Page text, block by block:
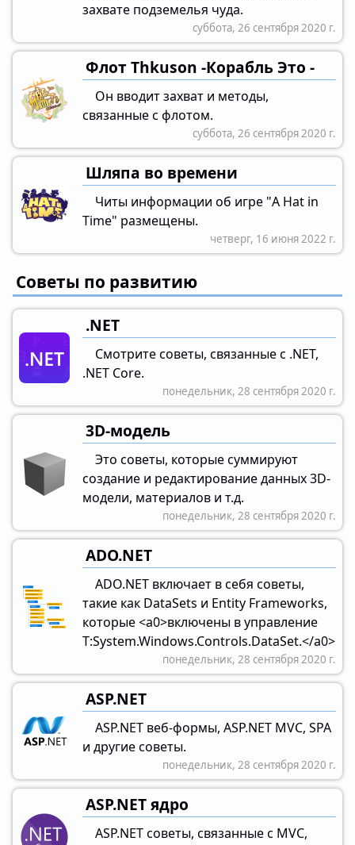
захвате подземелья чуда.
суббота, 26 сентября 2020 г.
Флот Thkuson -Корабль Это -
Он вводит захват и методы,
связанные с флотом.
суббота, 26 сентября 2020 г.
Шляпа во времени
Читы информации об игре "A Hat in
Time" размещены.
четверг, 16 июня 2022 г.
Советы по развитию
.NET
Смотрите советы, связанные с .NET,
.NET Core.
понедельник, 28 сентября 2020 г.
3D-модель
Это советы, которые суммируют
создание и редактирование данных 3D-
модели, материалов и т.д.
понедельник, 28 сентября 2020 г.
ADO.NET
ADO.NET включает в себя советы,
такие как DataSets и Entity Frameworks,
которые <a0>включены в управление
T:System.Windows.Controls.DataSet.</a0>
понедельник, 28 сентября 2020 г.
ASP.NET
ASP.NET веб-формы, ASP.NET MVC, SPA
и другие советы.
понедельник, 28 сентября 2020 г.
ASP.NET ядро
ASP.NET советы, связанные с MVC,